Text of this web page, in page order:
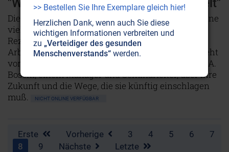
"Wirtschaft ohne Ethik hat ausgespielt"
Die Arbeitslosenzahlen wachsen stetig. Die Gewinne
vieler Konzerne auch. Es scheint, als würde die
Rezession genutzt, um die Firmen auf Kosten der
Arbeitnehmer zu verschlanken. Die Wirtschaft steht
vor einem Umbruch. Wir sprachen mit Roberto A. A.
Boschi, einem Manager und Seminarleiter, über ihre
Zukunft und die Wege, die sie künftig einschlagen
muß.
NICHT ONLINE VERFÜGBAR
Erste Vorherige 3 4 5 6
7
8
9 Nächste Letzte
>> Bestellen Sie Ihre Exemplare gleich hier!
Herzlichen Dank, wenn auch Sie diese
wichtigen Informationen verbreiten und
zu „Verteidiger des gesunden
Menschenverstands“ werden.